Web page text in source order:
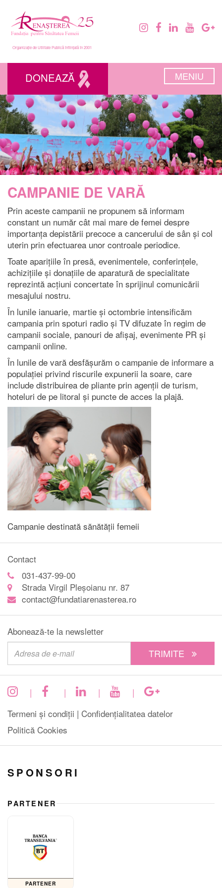
Organizație de Utilitate Publică înființată în 2001
DONEAZĂ MENIU
CAMPANIE DE VARĂ
Prin aceste campanii ne propunem să informam
constant un număr cât mai mare de femei despre
importanța depistării precoce a cancerului de sân și col
uterin prin efectuarea unor controale periodice.
Toate aparițiile în presă, evenimentele, conferințele,
achizițiile și donațiile de aparatură de specialitate
reprezintă acțiuni concertate în sprijinul comunicării
mesajului nostru.
În lunile ianuarie, martie și octombrie intensificăm
campania prin spoturi radio și TV difuzate în regim de
campanii sociale, panouri de afișaj, evenimente PR și
campanii online.
În lunile de vară desfășurăm o campanie de informare a
populației privind riscurile expunerii la soare, care
include distribuirea de pliante prin agenții de turism,
hoteluri de pe litoral și puncte de acces la plajă.
Campanie destinată sănătății femeii
Contact
031-437-99-00
Strada Virgil Pleșoianu nr. 87
contact@fundatiarenasterea.ro
Abonează-te la newsletter
TRIMITE
| | |
|
Termeni și condiții | Confidențialitatea datelor
Politică Cookies
SPONSORI
PARTENER
PARTENER